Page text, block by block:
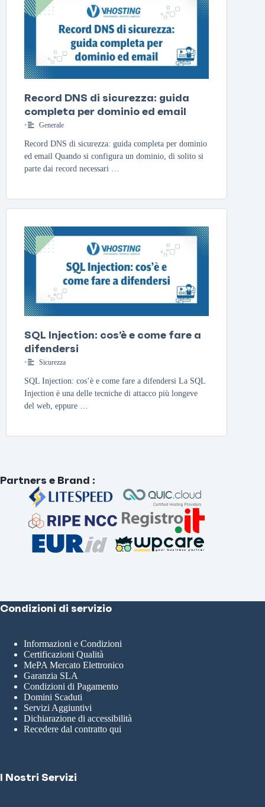
Record DNS di sicurezza: guida
completa per dominio ed email
• Generale
Record DNS di sicurezza: guida completa per dominio
ed email Quando si configura un dominio, di solito si
parte dai record necessari …
SQL Injection: cos’è e come fare a
difendersi
• Sicurezza
SQL Injection: cos’è e come fare a difendersi La SQL
Injection è una delle tecniche di attacco più longeve
del web, eppure …
Partners e Brand :
Condizioni di servizio
Informazioni e Condizioni
Certificazioni Qualità
MePA Mercato Elettronico
Garanzia SLA
Condizioni di Pagamento
Domini Scaduti
Servizi Aggiuntivi
Dichiarazione di accessibilità
Recedere dal contratto qui
I Nostri Servizi